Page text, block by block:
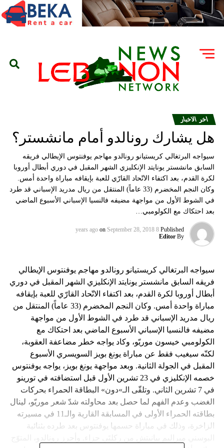
اخر الاخبار
هل يشارك رونالدو أمام مانشستر؟
سيواجه البرتغالي كريستيانو رونالدو مهاجم يوفنتوس الإيطالي فريقه
السابق مانشستر يونايتد الإنكليزي الشهر المقبل في دوري أبطال أوروبا
لكرة القدم، بعد اكتفاء الاتّحاد القارّي للعبة بإيقافه مباراة واحدة أمس.
وكان النجم المخضرم (33 عاماً) المنتقل من ريال مدريد الإسباني قد طرد
في الشوط الأول من مواجهة مضيفه فالنسيا الإسباني الأسبوع الماضي
بعد احتكاك مع الكولومبي…
Published
8 years ago
on September 28, 2018
By
Editor
سيواجه البرتغالي كريستيانو رونالدو مهاجم يوفنتوس الإيطالي
فريقه السابق مانشستر يونايتد الإنكليزي الشهر المقبل في دوري
أبطال أوروبا لكرة القدم، بعد اكتفاء الاتّحاد القارّي للعبة بإيقافه
مباراة واحدة أمس. وكان النجم المخضرم (33 عاماً) المنتقل من
ريال مدريد الإسباني قد طرد في الشوط الأول من مواجهة
مضيفه فالنسيا الإسباني الأسبوع الماضي بعد احتكاك مع
الكولومبي خيسون موريّو، وكاد يواجه خطر مضاعفة العقوبة،
لكنّه سيغيب فقط عن مباراة يونغ بويز السويسري الأسبوع
المقبل في الجولة الثانية. وبعد مواجهة يونغ بويز، يواجه يوفنتوس
خصمه الإنكليزي في 23 تشرين الأول قبل استضافته في تورينو
في 7 تشرين الثاني. وتلقّى الـ»دون» البطاقة الحمراء بحركات
الغضب وعدم الفهم لما حصل بعد محاولته شدّ شعر موريّو، لينال
بطاقته الحمراء الأولى في المسابقة القارية والـ11 في مسيرته
الزاخرة، وذلك في مباراة حسمها يوفنتوس بعد طرده بثنائية